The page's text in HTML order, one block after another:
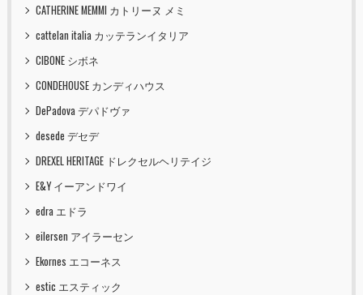
CATHERINE MEMMI カトリーヌ メミ
cattelan italia カッテランイタリア
CIBONE シボネ
CONDEHOUSE カンディハウス
DePadova デパドヴァ
desede デセデ
DREXEL HERITAGE ドレクセルヘリテイジ
E&Y イーアンドワイ
edra エドラ
eilersen アイラーセン
Ekornes エコーネス
estic エスティック